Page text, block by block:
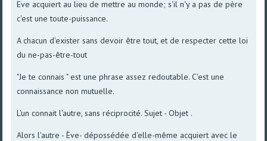
Eve acquiert au lieu de mettre au monde; s'il n'y a pas de père
c'est une toute-puissance.
A chacun d'exister sans devoir être tout, et de respecter cette loi
du ne-pas-être-tout
"Je te connais " est une phrase assez redoutable. C'est une
connaissance non mutuelle.
L'un connait l'autre, sans réciprocité. Sujet - Objet .
Alors l'autre - Ève- dépossédée d'elle-même acquiert avec le